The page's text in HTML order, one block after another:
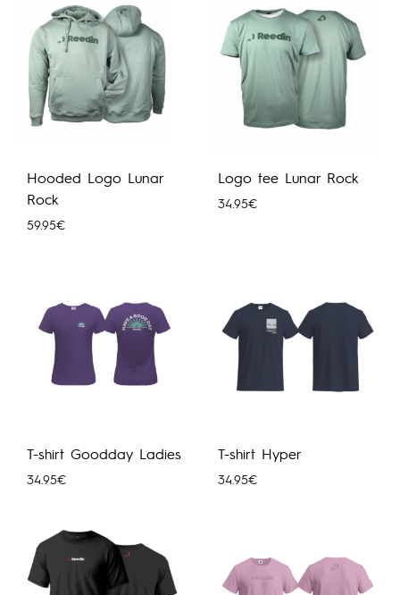
Hooded Logo Lunar
Rock
59.95€
Logo tee Lunar Rock
34.95€
T-shirt Goodday Ladies
34.95€
T-shirt Hyper
34.95€